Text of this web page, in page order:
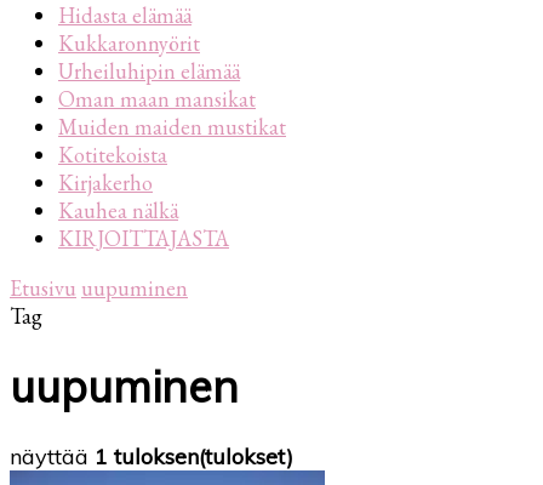
Hidasta elämää
Kukkaronnyörit
Urheiluhipin elämää
Oman maan mansikat
Muiden maiden mustikat
Kotitekoista
Kirjakerho
Kauhea nälkä
KIRJOITTAJASTA
Etusivu uupuminen
Tag
uupuminen
näyttää 1 tuloksen(tulokset)